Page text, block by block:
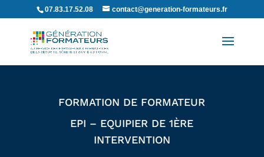
07.83.17.52.08 contact@generation-formateurs.fr
FORMATION DE FORMATEUR
EPI – EQUIPIER DE 1ÈRE
INTERVENTION